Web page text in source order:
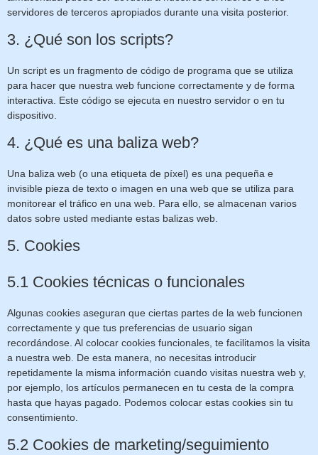
servidores de terceros apropiados durante una visita posterior.
3. ¿Qué son los scripts?
Un script es un fragmento de código de programa que se utiliza
para hacer que nuestra web funcione correctamente y de forma
interactiva. Este código se ejecuta en nuestro servidor o en tu
dispositivo.
4. ¿Qué es una baliza web?
Una baliza web (o una etiqueta de píxel) es una pequeña e
invisible pieza de texto o imagen en una web que se utiliza para
monitorear el tráfico en una web. Para ello, se almacenan varios
datos sobre usted mediante estas balizas web.
5. Cookies
5.1 Cookies técnicas o funcionales
Algunas cookies aseguran que ciertas partes de la web funcionen
correctamente y que tus preferencias de usuario sigan
recordándose. Al colocar cookies funcionales, te facilitamos la visita
a nuestra web. De esta manera, no necesitas introducir
repetidamente la misma información cuando visitas nuestra web y,
por ejemplo, los artículos permanecen en tu cesta de la compra
hasta que hayas pagado. Podemos colocar estas cookies sin tu
consentimiento.
5.2 Cookies de marketing/seguimiento